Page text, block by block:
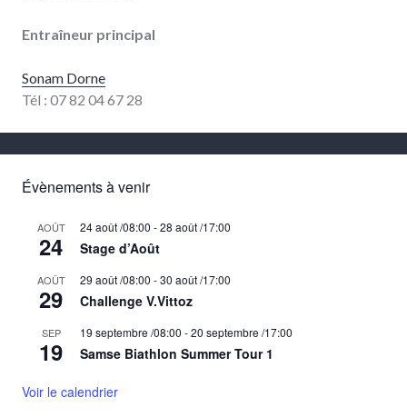
Entraîneur principal
Sonam Dorne
Tél : 07 82 04 67 28
Évènements à venir
AOÛT
24
24 août /08:00 -28 août /17:00
Stage d’Août
AOÛT
29
29 août /08:00 -30 août /17:00
Challenge V.Vittoz
SEP
19
19 septembre /08:00 -20 septembre /17:00
Samse Biathlon Summer Tour 1
Voir le calendrier